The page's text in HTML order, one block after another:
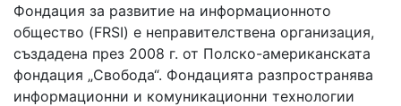
Фондация за развитие на информационното
общество (FRSI) е неправителствена организация,
създадена през 2008 г. от Полско-американската
фондация „Свобода“. Фондацията разпространява
информационни и комуникационни технологии